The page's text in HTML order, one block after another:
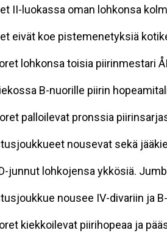
II-luokassa oman lohkonsa
eivät koe pistemenetyksiä
lohkonsa toisia piirinmestari
B-nuorille piirin
palloilevat pronssia
nousevat sekä
junnut lohkojensa ykkösiä.
nousee IV-divariin ja
kiekkoilevat piirihopeaa ja